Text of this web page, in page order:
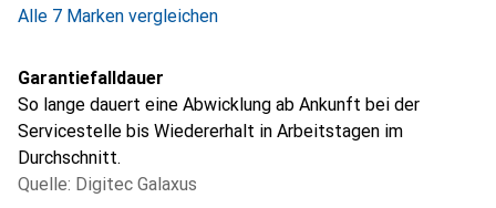
Alle 7 Marken vergleichen
Garantiefalldauer
So lange dauert eine Abwicklung ab Ankunft bei der
Servicestelle bis Wiedererhalt in Arbeitstagen im
Durchschnitt.
Quelle: Digitec Galaxus